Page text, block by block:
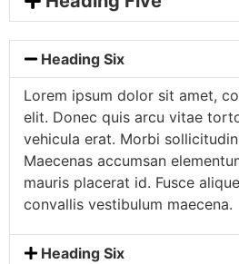
Heading Six
Lorem ipsum dolor sit amet,
elit. Donec quis arcu vitae
vehicula erat. Morbi
Maecenas accumsan
mauris placerat id. Fusce
convallis vestibulum maecena.
Heading Six